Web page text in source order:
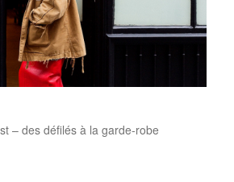
– des défilés à la garde-robe